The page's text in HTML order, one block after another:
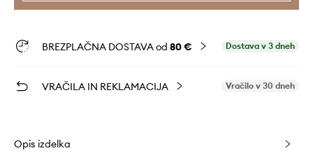
BREZPLAČNA DOSTAVA od 80 € Dostava v 3 dneh
VRAČILA IN REKLAMACIJA Vračilo v 30 dneh
Opis izdelka